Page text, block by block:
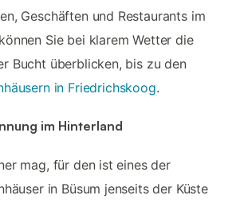
Geschäften und Restaurants im
Sie bei klarem Wetter die
Bucht überblicken, bis zu den
in Friedrichskoog.
im Hinterland
mag, für den ist eines der
in Büsum jenseits der Küste